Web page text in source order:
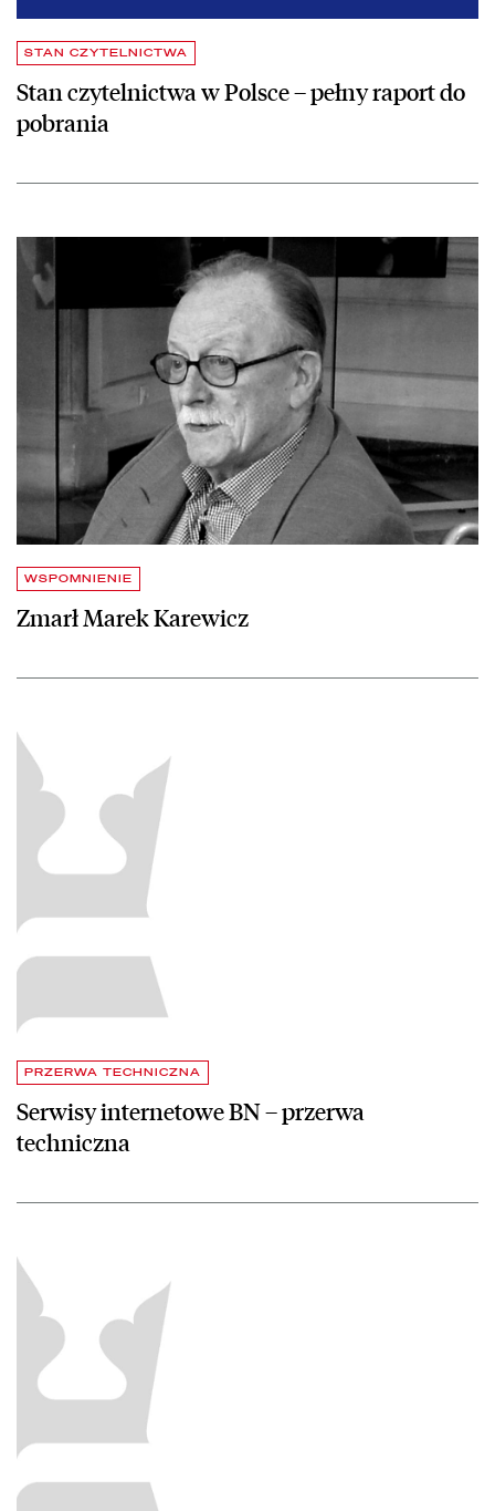
STAN CZYTELNICTWA
Stan czytelnictwa w Polsce – pełny raport do
pobrania
WSPOMNIENIE
Zmarł Marek Karewicz
czytaj więcej o Zmarł Marek Karewicz
PRZERWA TECHNICZNA
Serwisy internetowe BN – przerwa
techniczna
czytaj więcej o Serwisy internetowe BN – przerwa techniczna
czytaj więcej o Koneser sztuki czy szalbierz, czyli niezwykły żywot